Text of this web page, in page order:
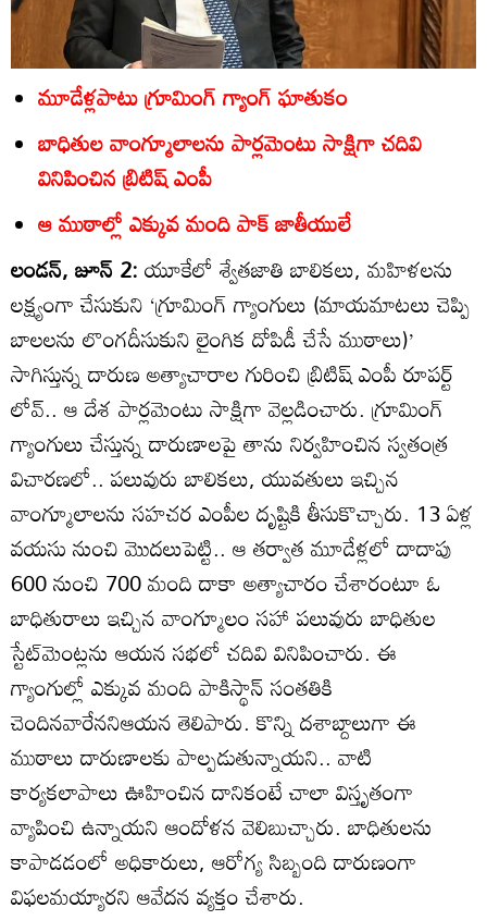
మూడేళ్లపాటు గ్రూమింగ్‌ గ్యాంగ్‌ ఘాతుకం
బాధితుల వాంగ్మూలాలను పార్లమెంటు సాక్షిగా చదివి
వినిపించిన బ్రిటిష్‌ ఎంపీ
ఆ ముఠాల్లో ఎక్కువ మంది పాక్‌ జాతీయులే
లండన్‌, జూన్‌ 2:యూకేలో శ్వేతజాతి బాలికలు, మహిళలను
లక్ష్యంగా చేసుకుని ‘గ్రూమింగ్‌ గ్యాంగులు (మాయమాటలు చెప్పి
బాలలను లొంగదీసుకుని లైంగిక దోపిడీ చేసే ముఠాలు)’
సాగిస్తున్న దారుణ అత్యాచారాల గురించి బ్రిటిష్‌ ఎంపీ రూపర్ట్‌
లోవ్‌.. ఆ దేశ పార్లమెంటు సాక్షిగా వెల్లడించారు. గ్రూమింగ్‌
గ్యాంగులు చేస్తున్న దారుణాలపై తాను నిర్వహించిన స్వతంత్ర
విచారణలో.. పలువురు బాలికలు, యువతులు ఇచ్చిన
వాంగ్మూలాలను సహచర ఎంపీల దృష్టికి తీసుకొచ్చారు. 13 ఏళ్ల
వయసు నుంచి మొదలుపెట్టి.. ఆ తర్వాత మూడేళ్లలో దాదాపు
600 నుంచి 700 మంది దాకా అత్యాచారం చేశారంటూ ఓ
బాధితురాలు ఇచ్చిన వాంగ్మూలం సహా పలువురు బాధితుల
స్టేట్‌మెంట్లను ఆయన సభలో చదివి వినిపించారు. ఈ
గ్యాంగుల్లో ఎక్కువ మంది పాకిస్థాన్‌ సంతతికి
చెందినవారేననిఆయన తెలిపారు. కొన్ని దశాబ్దాలుగా ఈ
ముఠాలు దారుణాలకు పాల్పడుతున్నాయని.. వాటి
కార్యకలాపాలు ఊహించిన దానికంటే చాలా విస్తృతంగా
వ్యాపించి ఉన్నాయని ఆందోళన వెలిబుచ్చారు. బాధితులను
కాపాడడంలో అధికారులు, ఆరోగ్య సిబ్బంది దారుణంగా
విఫలమయ్యారని ఆవేదన వ్యక్తం చేశారు.